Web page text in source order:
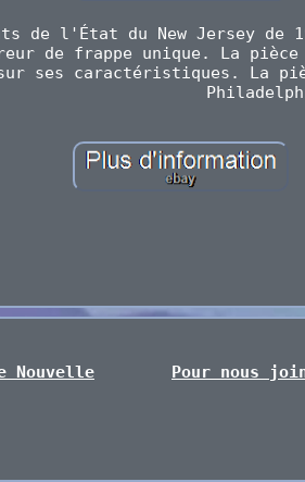
de l'État du New Jersey
de frappe unique. La
sur ses caractéristiques. La
Nouvelle Pour nous